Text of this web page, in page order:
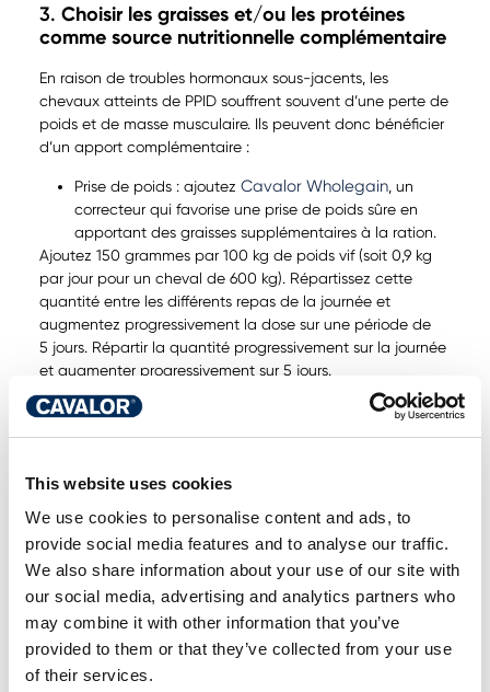
This website uses cookies
We use cookies to personalise content and ads, to
provide social media features and to analyse our traffic.
We also share information about your use of our site with
our social media, advertising and analytics partners who
may combine it with other information that you’ve
provided to them or that they’ve collected from your use
of their services.
3. Choisir les graisses et/ou les protéines
comme source nutritionnelle complémentaire
En raison de troubles hormonaux sous-jacents, les
chevaux atteints de PPID souffrent souvent d’une perte de
poids et de masse musculaire. Ils peuvent donc bénéficier
d’un apport complémentaire :
Prise de poids : ajoutez Cavalor Wholegain, un
correcteur qui favorise une prise de poids sûre en
apportant des graisses supplémentaires à la ration.
Ajoutez 150 grammes par 100 kg de poids vif (soit 0,9 kg
par jour pour un cheval de 600 kg). Répartissez cette
quantité entre les différents repas de la journée et
augmentez progressivement la dose sur une période de
5 jours. Répartir la quantité progressivement sur la journée
et augmenter progressivement sur 5 jours.
Préservation et reconstitution de la masse
en ajoutant des protéines hautement digestibles.
Cavalor Silhouetteest un muesli riche en fibres qui
fournit tous les nutriments essentiels : protéines, vitamines
et minéraux. Il est pauvre en sucre et en amidon et
contient des protéines faciles à digérer dont le profil
d’acides aminés correspond étroitement à celui du muscle
du cheval. Il permet de préserver la masse musculaire et
de favoriser son développement. Nous recommandons de
donner un minimum de 150 g et un maximum de 250 g